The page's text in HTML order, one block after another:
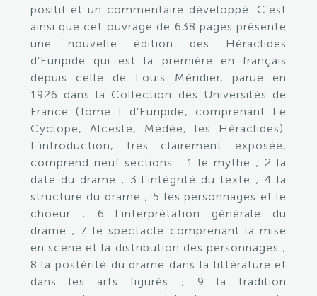
positif et un commentaire développé. C’est
ainsi que cet ouvrage de 638 pages présente
une nouvelle édition des Héraclides
d’Euripide qui est la première en français
depuis celle de Louis Méridier, parue en
1926 dans la Collection des Universités de
France (Tome I d’Euripide, comprenant Le
Cyclope, Alceste, Médée, les Héraclides).
L’introduction, très clairement exposée,
comprend neuf sections : 1 le mythe ; 2 la
date du drame ; 3 l’intégrité du texte ; 4 la
structure du drame ; 5 les personnages et le
choeur ; 6 l’interprétation générale du
drame ; 7 le spectacle comprenant la mise
en scène et la distribution des personnages ;
8 la postérité du drame dans la littérature et
dans les arts figurés ; 9 la tradition